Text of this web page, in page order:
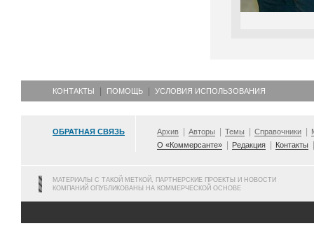
КОНТАКТЫ ПОМОЩЬ УСЛОВИЯ ИСПОЛЬЗОВАНИЯ
ОБРАТНАЯ СВЯЗЬ Архив Авторы Темы Справочники
О «Коммерсанте»
Редакция Контакты
МАТЕРИАЛЫ С ТАКОЙ МЕТКОЙ, ПАРТНЕРСКИЕ ПРОЕКТЫ И НОВОСТИ
КОМПАНИЙ ОПУБЛИКОВАНЫ НА КОММЕРЧЕСКОЙ ОСНОВЕ